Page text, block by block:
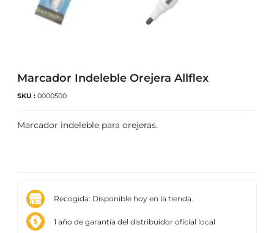
Marcador Indeleble Orejera Allflex
SKU : 0000500
Marcador indeleble para orejeras.
Recogida: Disponible hoy en la tienda.
1 año de garantía del distribuidor oficial local